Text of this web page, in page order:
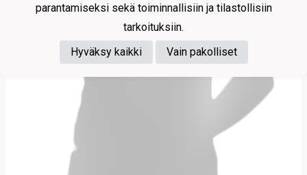
parantamiseksi sekä toiminnallisiin ja tilastollisiin
tarkoituksiin.
Hyväksy kaikki
Vain pakolliset